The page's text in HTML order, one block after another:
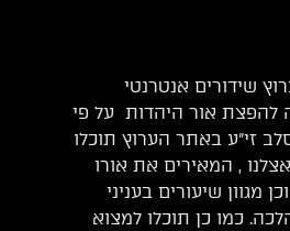
שידורים אנטרנטי
להפצת אור היהדות על פי
זי”ע באתר הערוץ תוכלו
, המאירים את אורו
מגוון שיעורים בעניני
כמו כן תוכלו למצוא